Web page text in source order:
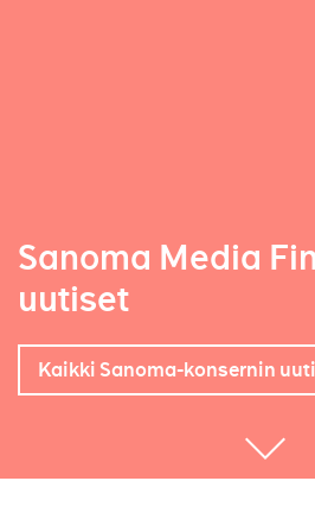
Sanoma Media
uutiset
Kaikki Sanoma-konsernin